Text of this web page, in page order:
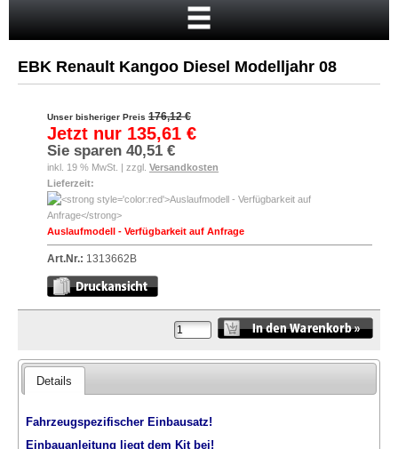
Kasse
Anmelden
EBK Renault Kangoo Diesel Modelljahr 08
Unser bisheriger Preis 176,12 €
Jetzt nur 135,61 €
Sie sparen 40,51 €
inkl. 19 % MwSt. | zzgl. Versandkosten
Lieferzeit:
Auslaufmodell - Verfügbarkeit auf Anfrage
Art.Nr.: 1313662B
Details
Fahrzeugspezifischer Einbausatz!
Einbauanleitung liegt dem Kit bei!